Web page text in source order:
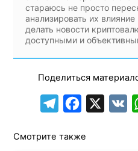
стараюсь не просто
анализировать их
делать новости
доступными и
Поделиться
l
c
Смотрите также